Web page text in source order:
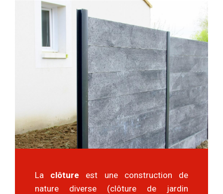
La clôture est une construction de
nature diverse (clôture de jardin